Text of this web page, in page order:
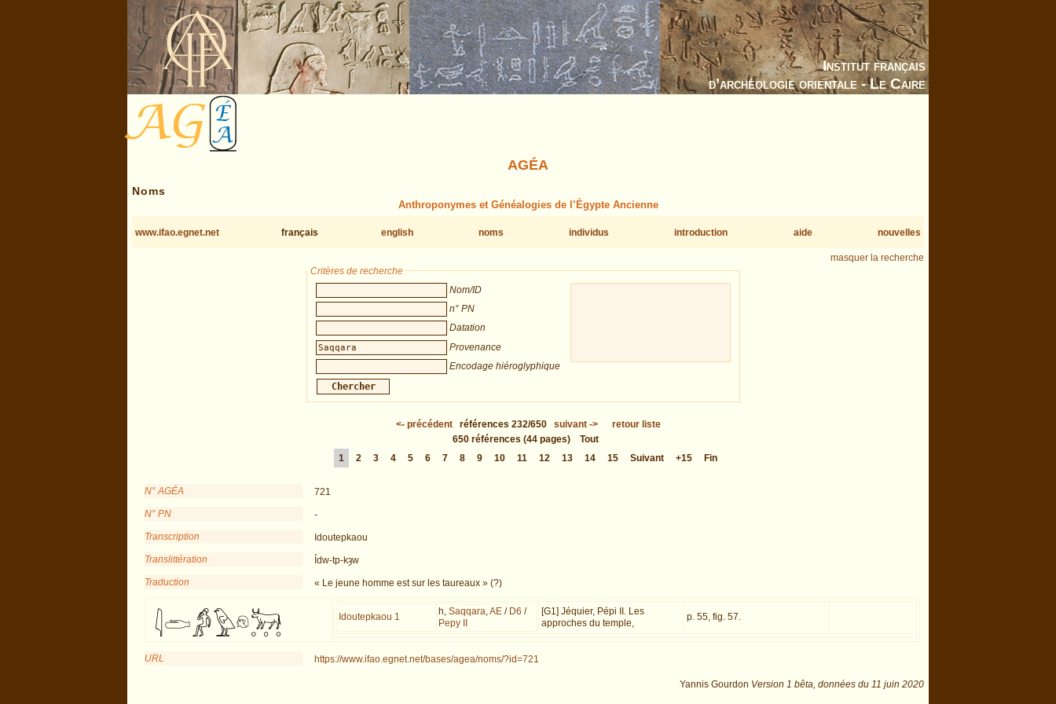
Institut français
d’archéologie orientale - Le Caire
AGÉA
Noms
Anthroponymes et Généalogies de l’Égypte Ancienne
www.ifao.egnet.net français english noms individus introduction aide nouvelles
masquer la recherche
Critères de recherche
Nom/ID
n° PN
Datation
Provenance
Encodage hiéroglyphique
<- précédent références 232/650 suivant->
retour liste
650 références (44 pages)
Tout
1
2 3 4 5 6 7 8 9 10 11 12 13 14 15 Suivant +15 Fin
N° AGÉA
721
N° PN
-
Transcription
Idoutepkaou
Translittération
Ỉdw-tp-kȝw
Traduction
« Le jeune homme est sur les taureaux » (?)
Idoutepkaou 1 h,Saqqara,AE / D6 /
Pepy II
[G1] Jéquier, Pépi II. Les
approches du temple,
p. 55, fig. 57.
URL https://www.ifao.egnet.net/bases/agea/noms/?id=721
Yannis Gourdon Version 1 bêta,données du 11 juin 2020